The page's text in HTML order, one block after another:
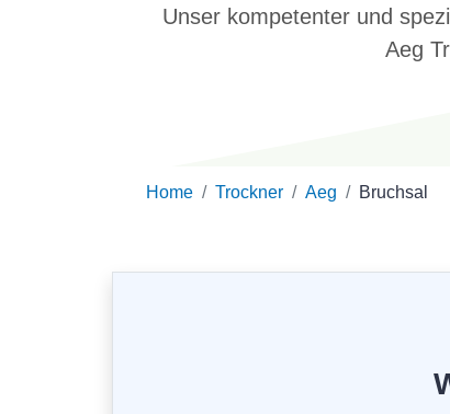
Unser kompetenter und
Aeg
Home Trockner Aeg Bruchsal